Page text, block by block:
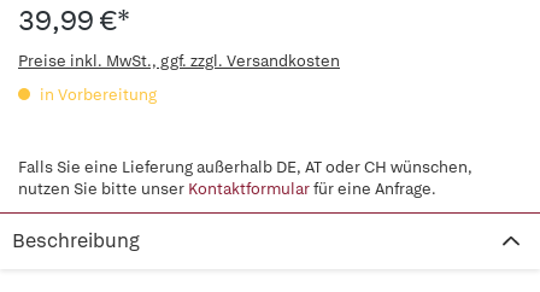
39,99 €*
Preise inkl. MwSt., ggf. zzgl. Versandkosten
in Vorbereitung
Falls Sie eine Lieferung außerhalb DE, AT oder CH wünschen,
nutzen Sie bitte unser Kontaktformularfür eine Anfrage.
Beschreibung